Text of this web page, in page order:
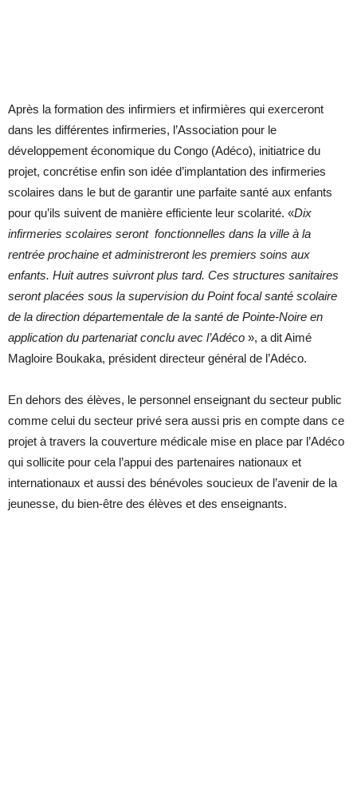
Après la formation des infirmiers et infirmières qui exerceront
dans les différentes infirmeries, l’Association pour le
développement économique du Congo (Adéco), initiatrice du
projet, concrétise enfin son idée d’implantation des infirmeries
scolaires dans le but de garantir une parfaite santé aux enfants
pour qu’ils suivent de manière efficiente leur scolarité. «Dix
infirmeries scolaires seront fonctionnelles dans la ville à la
rentrée prochaine et administreront les premiers soins aux
enfants. Huit autres suivront plus tard. Ces structures sanitaires
seront placées sous la supervision du Point focal santé scolaire
de la direction départementale de la santé de Pointe-Noire en
application du partenariat conclu avec l’Adéco », a dit Aimé
Magloire Boukaka, président directeur général de l’Adéco.
En dehors des élèves, le personnel enseignant du secteur public
comme celui du secteur privé sera aussi pris en compte dans ce
projet à travers la couverture médicale mise en place par l’Adéco
qui sollicite pour cela l’appui des partenaires nationaux et
internationaux et aussi des bénévoles soucieux de l’avenir de la
jeunesse, du bien-être des élèves et des enseignants.